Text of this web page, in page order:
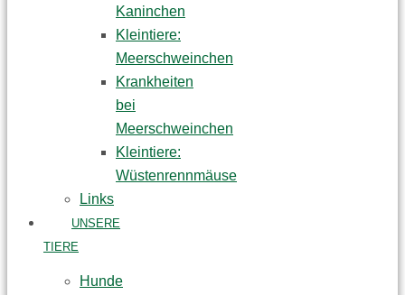
Kaninchen
Kleintiere:
Meerschweinchen
Krankheiten
bei
Meerschweinchen
Kleintiere:
Wüstenrennmäuse
Links
UNSERE
TIERE
Hunde